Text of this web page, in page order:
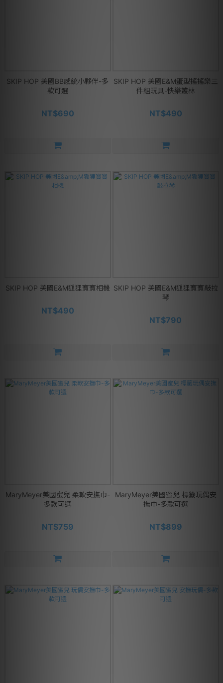
SKIP HOP 美國BB感統小夥伴-多
款可選
NT$690
SKIP HOP 美國E&M蛋型搖搖樂三
件組玩具-快樂叢林
NT$490
SKIP HOP 美國E&M狐狸寶寶相機
NT$490
SKIP HOP 美國E&M狐狸寶寶敲拉
琴
NT$790
MaryMeyer美國蜜兒 柔軟安撫巾-
多款可選
NT$759
MaryMeyer美國蜜兒 標籤玩偶安
撫巾-多款可選
NT$899